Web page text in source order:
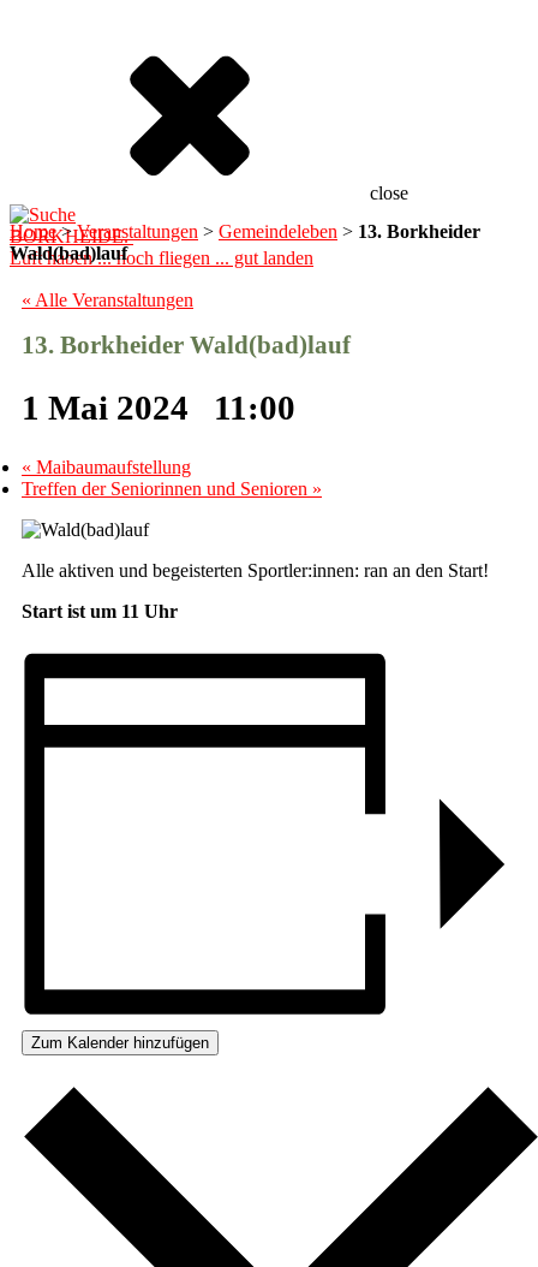
close
BORKHEIDE.
Luft haben ... hoch fliegen ... gut landen
Home>Veranstaltungen > Gemeindeleben > 13. Borkheider
Wald(bad)lauf
« Alle Veranstaltungen
13. Borkheider Wald(bad)lauf
1 Mai 2024 11:00
« Maibaumaufstellung
Treffen der Seniorinnen und Senioren »
Alle aktiven und begeisterten Sportler:innen: ran an den Start!
Start ist um 11 Uhr
Zum Kalender hinzufügen